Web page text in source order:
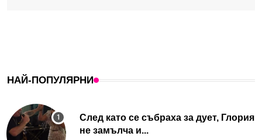
НАЙ-ПОПУЛЯРНИ
След като се събраха за дует, Глория
не замълча и...